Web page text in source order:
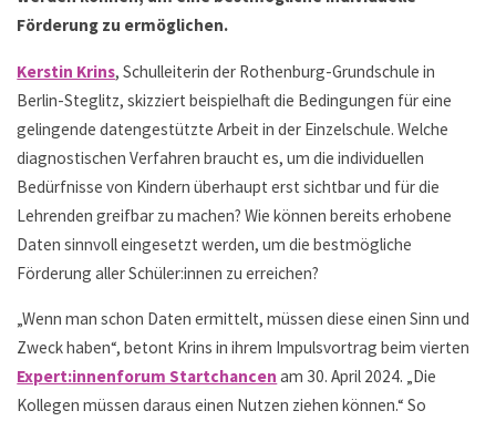
Förderung zu ermöglichen.
Kerstin Krins, Schulleiterin der Rothenburg-Grundschule in
Berlin-Steglitz, skizziert beispielhaft die Bedingungen für eine
gelingende datengestützte Arbeit in der Einzelschule. Welche
diagnostischen Verfahren braucht es, um die individuellen
Bedürfnisse von Kindern überhaupt erst sichtbar und für die
Lehrenden greifbar zu machen? Wie können bereits erhobene
Daten sinnvoll eingesetzt werden, um die bestmögliche
Förderung aller Schüler:innen zu erreichen?
„Wenn man schon Daten ermittelt, müssen diese einen Sinn und
Zweck haben“, betont Krins in ihrem Impulsvortrag beim vierten
Expert:innenforum Startchancen am 30. April 2024. „Die
Kollegen müssen daraus einen Nutzen ziehen können.“ So